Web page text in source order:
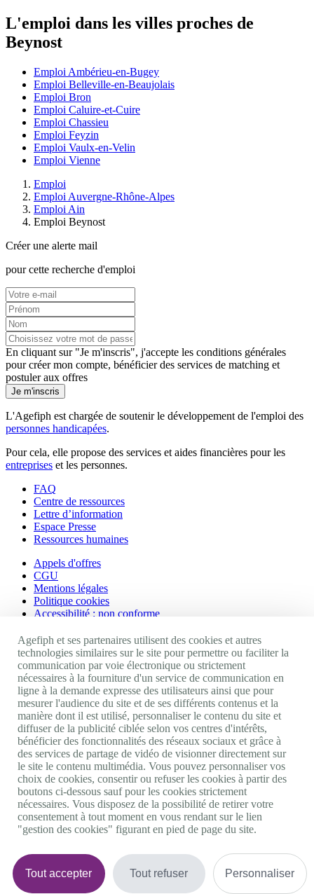
L'emploi dans les villes proches de
Beynost
Emploi Ambérieu-en-Bugey
Emploi Belleville-en-Beaujolais
Emploi Bron
Emploi Caluire-et-Cuire
Emploi Chassieu
Emploi Feyzin
Emploi Vaulx-en-Velin
Emploi Vienne
Emploi
Emploi Auvergne-Rhône-Alpes
Emploi Ain
Emploi Beynost
Créer une alerte mail
pour cette recherche d'emploi
En cliquant sur "Je m'inscris", j'accepte les conditions générales
pour créer mon compte, bénéficier des services de matching et
postuler aux offres
Je m'inscris
L'Agefiph est chargée de soutenir le développement de l'emploi des
personnes handicapées.
Pour cela, elle propose des services et aides financières pour les
entreprises et les personnes.
FAQ
Centre de ressources
Lettre d’information
Espace Presse
Ressources humaines
Appels d'offres
CGU
Mentions légales
Politique cookies
Accessibilité : non conforme
Nos autres sites
Site portail Agefiph
Activateur de progrès
Handinnov
Innovation et recherche
Université du RRH
Service AppuiPro
Nous suivre
Youtube
Linkedin
Facebook
Twitter
0 800 11 10 09Services & appel gratuitsDe 9h à 18h.
Nous contacter
Agefiph et ses partenaires utilisent des cookies et autres
technologies similaires sur le site pour permettre ou faciliter la
communication par voie électronique ou strictement
nécessaires à la fourniture d'un service de communication en
ligne à la demande expresse des utilisateurs ainsi que pour
mesurer l'audience du site et de ses différents contenus et la
manière dont il est utilisé, personnaliser le contenu du site et
diffuser de la publicité ciblée selon vos centres d'intérêts,
bénéficier des fonctionnalités des réseaux sociaux et grâce à
des services de partage de vidéo de visionner directement sur
le site le contenu multimédia. Vous pouvez personnaliser vos
choix de cookies, consentir ou refuser les cookies à partir des
boutons ci-dessous sauf pour les cookies strictement
nécessaires. Vous disposez de la possibilité de retirer votre
consentement à tout moment en vous rendant sur le lien
"gestion des cookies" figurant en pied de page du site.
Tout accepter Tout refuser Personnaliser